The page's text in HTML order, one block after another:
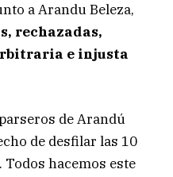
a Arandu Beleza,
rechazadas,
e injusta
de Arandú
de desfilar las 10
hacemos este